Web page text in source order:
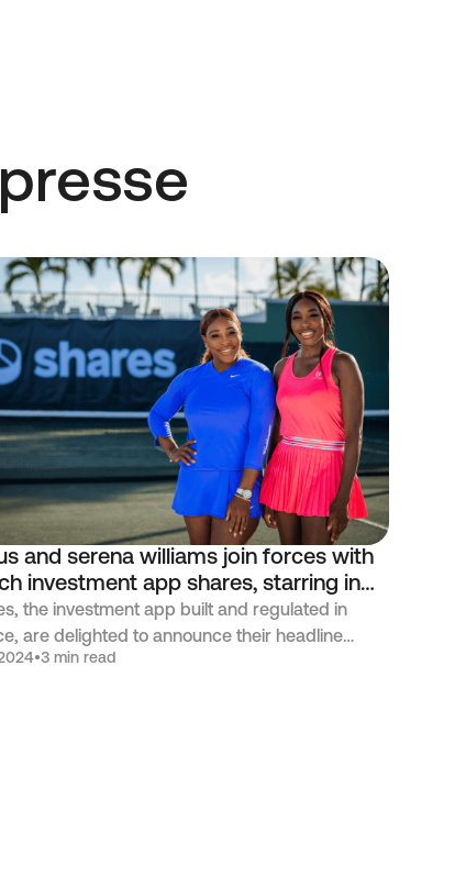
and serena williams join forces with
investment app shares, starring in
campaign empowering users to
together
the investment app built and regulated in
are delighted to announce their headline
starring sporting icons and entrepreneurs
•3 min read